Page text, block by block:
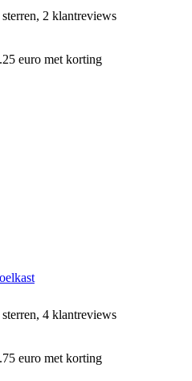
2 klantreviews
euro met korting
4 klantreviews
euro met korting